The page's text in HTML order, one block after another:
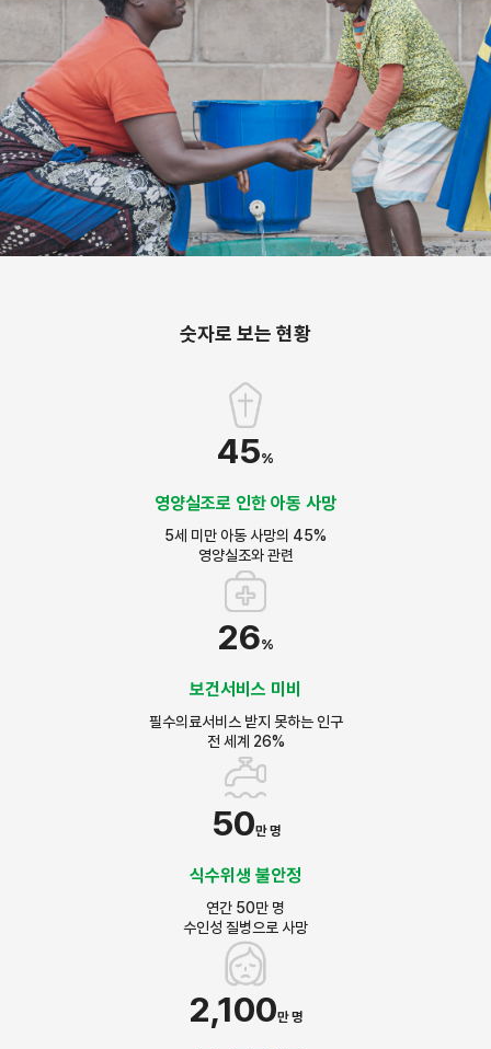
숫자로 보는 현황
45%
영양실조로 인한 아동 사망
5세 미만 아동 사망의 45%
영양실조와 관련
26%
보건서비스 미비
필수의료서비스 받지 못하는 인구
전 세계 26%
50만 명
식수위생 불안정
연간 50만 명
수인성 질병으로 사망
2,100만 명